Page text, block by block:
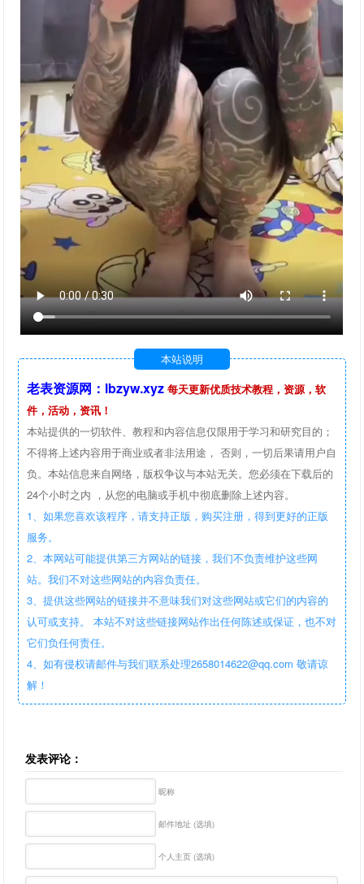
本站说明
老表资源网：lbzyw.xyz 每天更新优质技术教程，资源，软
件，活动，资讯！
本站提供的一切软件、教程和内容信息仅限用于学习和研究目的；
不得将上述内容用于商业或者非法用途， 否则，一切后果请用户自
负。本站信息来自网络，版权争议与本站无关。您必须在下载后的
24个小时之内 ，从您的电脑或手机中彻底删除上述内容。
1、如果您喜欢该程序，请支持正版，购买注册，得到更好的正版
服务。
2、本网站可能提供第三方网站的链接，我们不负责维护这些网
站。我们不对这些网站的内容负责任。
3、提供这些网站的链接并不意味我们对这些网站或它们的内容的
认可或支持。 本站不对这些链接网站作出任何陈述或保证，也不对
它们负任何责任。
4、如有侵权请邮件与我们联系处理2658014622@qq.com 敬请谅
解！
发表评论：
昵称
邮件地址 (选填)
个人主页 (选填)